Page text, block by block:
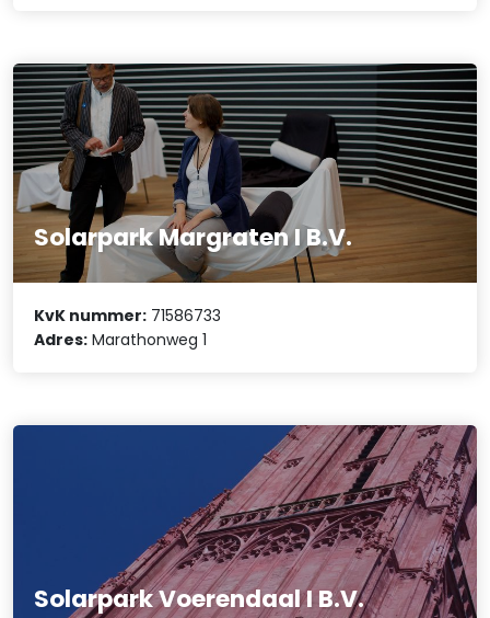
Solarpark Margraten I B.V.
KvK nummer: 71586733
Adres: Marathonweg 1
Solarpark Voerendaal I B.V.